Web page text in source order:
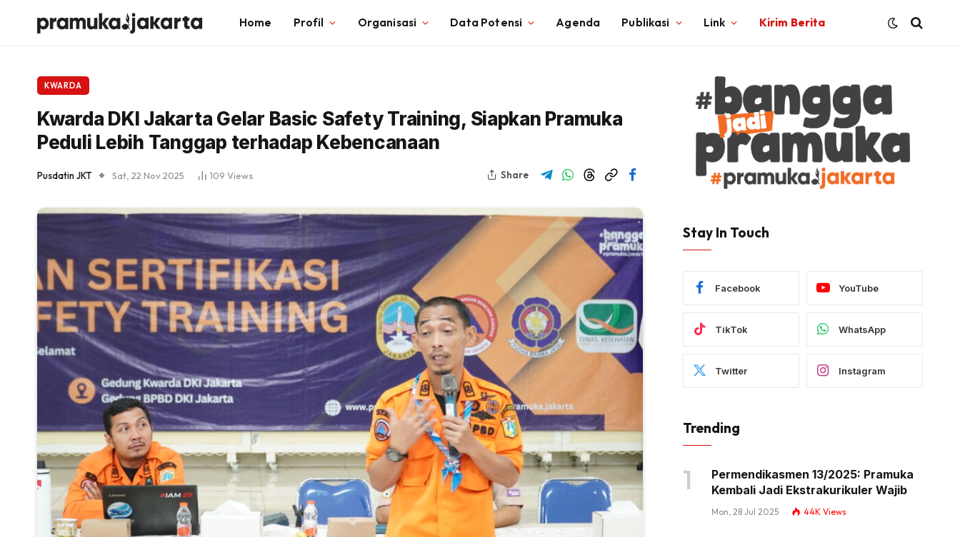
Home Profil Organisasi Data Potensi Agenda Publikasi Link Kirim Berita
KWARDA
Kwarda DKI Jakarta Gelar Basic Safety Training, Siapkan Pramuka
Peduli Lebih Tanggap terhadap Kebencanaan
Pusdatin JKT Sat, 22 Nov 2025 109 Views Share
Stay In Touch
Facebook YouTube
TikTok WhatsApp
Twitter Instagram
Trending
Permendikasmen 13/2025: Pramuka
Kembali Jadi Ekstrakurikuler Wajib
Mon, 28 Jul 2025 44K Views